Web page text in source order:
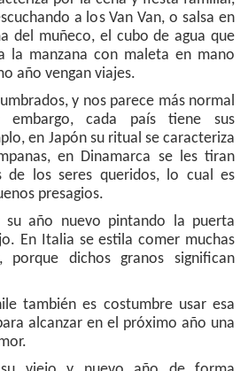
a los Van Van, o salsa en
del muñeco, el cubo de agua que
la manzana con maleta en mano
año vengan viajes.
y nos parece más normal
cada país tiene sus
en Japón su ritual se caracteriza
en Dinamarca se les tiran
de los seres queridos, lo cual es
presagios.
su año nuevo pintando la puerta
En Italia se estila comer muchas
dichos granos significan
también es costumbre usar esa
alcanzar en el próximo año una